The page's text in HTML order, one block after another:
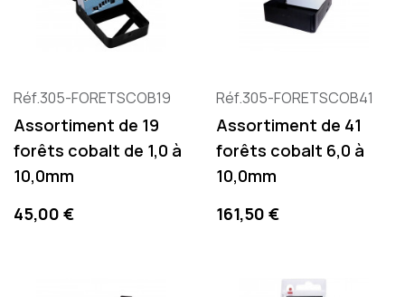
Réf.305-FORETSCOB19
Assortiment de 19
forêts cobalt de 1,0 à
10,0mm
Preis
45,00 €
Réf.305-FORETSCOB41
Assortiment de 41
forêts cobalt 6,0 à
10,0mm
Preis
161,50 €